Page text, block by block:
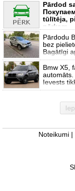
Pārdod
tūlītēja,
pērkam
Pārdodu
bez
Bagātīgi
Bmw X5,
automāts.
Ievests
Noteikumi